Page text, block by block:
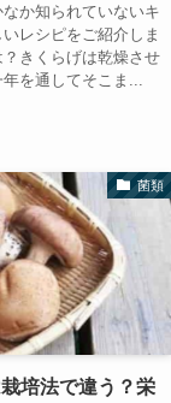
か知られていないキ
レシピをご紹介しま
きくらげは乾燥させ
を通してそこま...
菌類
培法で違う？栄